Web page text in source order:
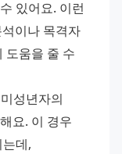
있어요. 이런
이나 목격자
도움을 줄 수
성년자의
요. 이 경우
데,